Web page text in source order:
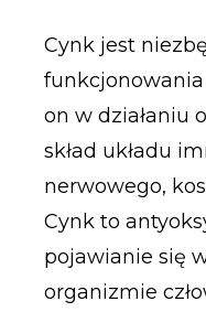
Cynk jest
on w działaniu
skład układu
nerwowego,
Cynk to
pojawianie się
organizmie